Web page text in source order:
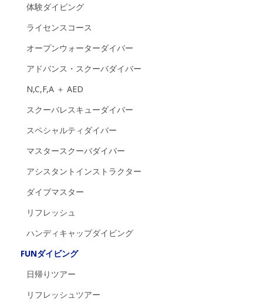
体験ダイビング
ライセンスコース
オープンウォーターダイバー
アドバンス・スクーバダイバー
N,C,F,A ＋ AED
スクーバレスキューダイバー
スペシャルティダイバー
マスタースクーバダイバー
アシスタントインストラクター
ダイブマスター
リフレッシュ
ハンディキャップダイビング
FUNダイビング
日帰りツアー
リフレッシュツアー